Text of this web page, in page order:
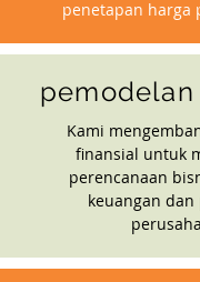
penetapan harga
Kami
finansial untuk
perencanaan
keuangan